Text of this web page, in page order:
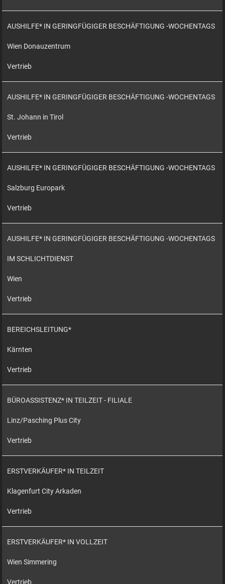
AUSHILFE* IN GERINGFÜGIGER BESCHÄFTIGUNG -WOCHENTAGS
Wien Donauzentrum
Vertrieb
AUSHILFE* IN GERINGFÜGIGER BESCHÄFTIGUNG -WOCHENTAGS
St. Johann in Tirol
Vertrieb
AUSHILFE* IN GERINGFÜGIGER BESCHÄFTIGUNG -WOCHENTAGS
Salzburg Europark
Vertrieb
AUSHILFE* IN GERINGFÜGIGER BESCHÄFTIGUNG -WOCHENTAGS
IM SCHLICHTDIENST
Wien
Vertrieb
BEREICHSLEITUNG*
Kärnten
Vertrieb
BÜROASSISTENZ* IN TEILZEIT - FILIALE
Linz/Pasching Plus City
Vertrieb
ERSTVERKÄUFER* IN TEILZEIT
Klagenfurt City Arkaden
Vertrieb
ERSTVERKÄUFER* IN VOLLZEIT
Wien Simmering
Vertrieb